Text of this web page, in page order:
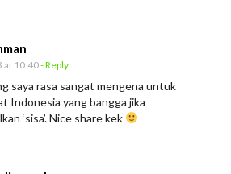
at 10:40- Reply
saya rasa sangat mengena untuk
Indonesia yang bangga jika
‘sisa’. Nice share kek